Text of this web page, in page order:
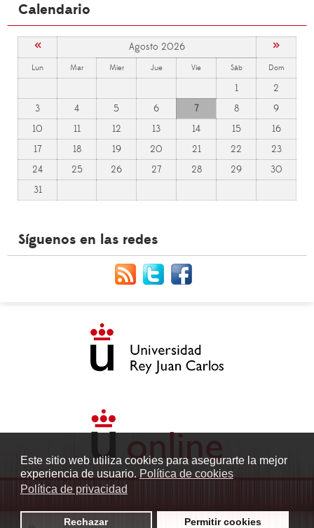
Este sitio web utiliza cookies para asegurarte la mejor
experiencia de usuario. Política de cookies
Política de privacidad
Rechazar Permitir cookies
Calendario
« Agosto 2026 »
Lun Mar Mier Jue Vie Sáb Dom
1
2
3
4 5 6 7 8
9
10
11 12 13 14 15
16
17
18 19 20 21 22
23
24
25 26 27 28 29
30
31
Síguenos en las redes